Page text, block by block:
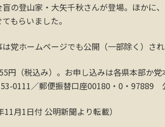
盲の登山家・大矢千秋さんが登場。ほかに
もらいました。
党ホームページでも公開（一部除く）され
円（税込み）。お申し込みは各県本部か
0111／郵便振替口座00180・0・97889
月1日付 公明新聞より転載）